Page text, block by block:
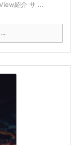
紹介 サ ...